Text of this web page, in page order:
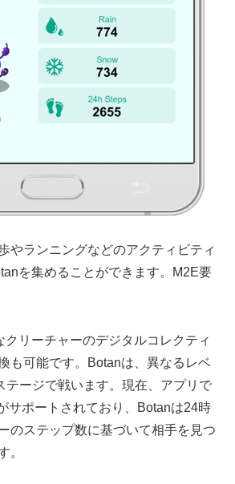
やランニングなどのアクティビティ
を集めることができます。M2E要
クリーチャーのデジタルコレクティ
も可能です。Botanは、異なるレベ
テージで戦います。現在、アプリで
サポートされており、Botanは24時
のステップ数に基づいて相手を見つ
。